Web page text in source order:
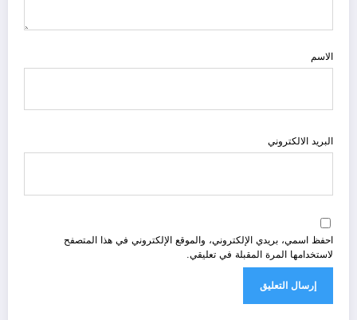
الاسم
البريد الالكتروني
احفظ اسمي، بريدي الإلكتروني، والموقع الإلكتروني في هذا المتصفح
لاستخدامها المرة المقبلة في تعليقي.